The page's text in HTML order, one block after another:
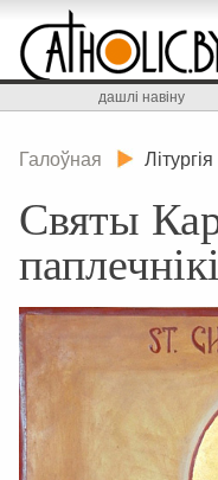
дашлі навіну
Галоўная Літургія
Святы